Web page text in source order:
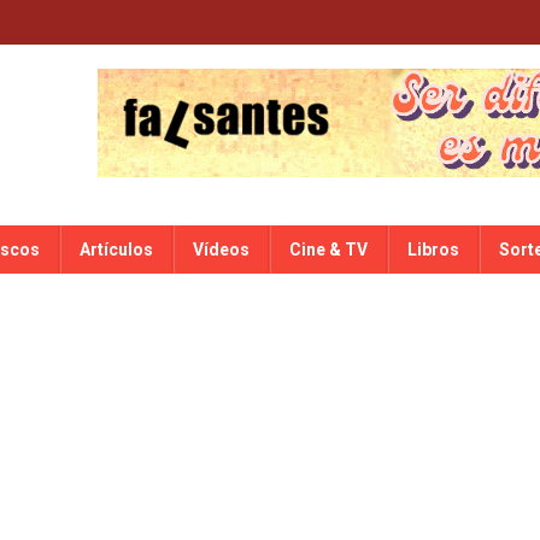
Artículos Vídeos Cine & TV Libros